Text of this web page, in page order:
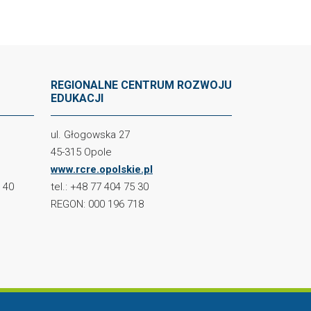
40
REGIONALNE CENTRUM ROZWOJU
EDUKACJI
ul. Głogowska 27
45-315 Opole
www.rcre.opolskie.pl
tel.: +48 77 404 75 30
REGON: 000 196 718